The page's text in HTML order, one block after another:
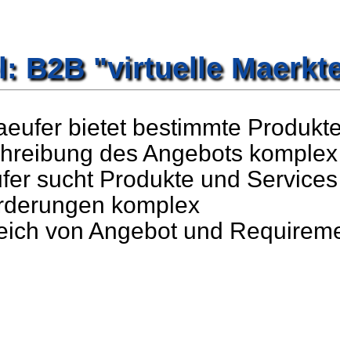
B2B "virtuelle
bietet bestimmte
des Angebots
sucht Produkte und Services
komplex
von Angebot und